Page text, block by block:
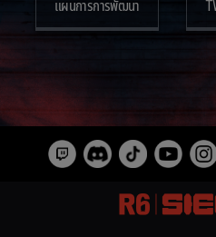
แผนการการพัฒนา